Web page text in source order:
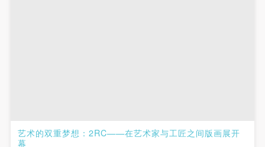
艺术的双重梦想：2RC——在艺术家与工匠之间版画展开
幕